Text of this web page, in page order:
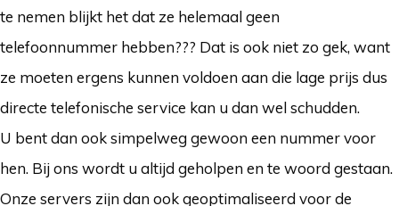
te nemen blijkt het dat ze helemaal geen
telefoonnummer hebben??? Dat is ook niet zo gek, want
ze moeten ergens kunnen voldoen aan die lage prijs dus
directe telefonische service kan u dan wel schudden.
U bent dan ook simpelweg gewoon een nummer voor
hen. Bij ons wordt u altijd geholpen en te woord gestaan.
Onze servers zijn dan ook geoptimaliseerd voor de